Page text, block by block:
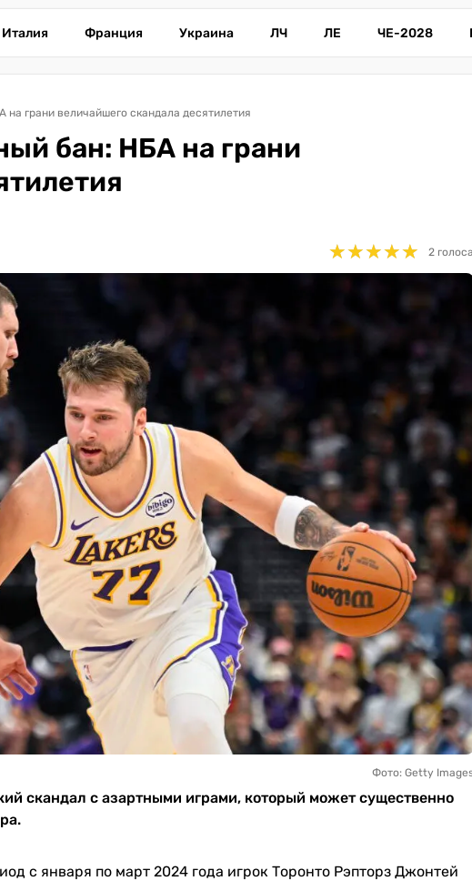
Италия Франция Украина ЛЧ ЛЕ ЧЕ-2028
грани величайшего скандала десятилетия
бан: НБА на грани
★★★★★
★★★★★ 2 голоса
Фото: Getty
скандал с азартными играми, который может существенно
с января по март 2024 года игрок Торонто Рэпторз Джонтей